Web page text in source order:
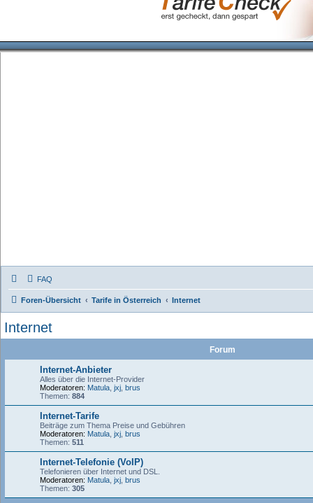
FAQ
Foren-Übersicht Tarife in Österreich Internet
Internet
Forum
Internet-Anbieter
Alles über die Internet-Provider
Moderatoren: Matula jxj brus
Themen: 884
Internet-Tarife
Beiträge zum Thema Preise und Gebühren
Moderatoren: Matula jxj brus
Themen: 511
Internet-Telefonie (VoIP)
Telefonieren über Internet und DSL.
Moderatoren: Matula jxj brus
Themen: 305